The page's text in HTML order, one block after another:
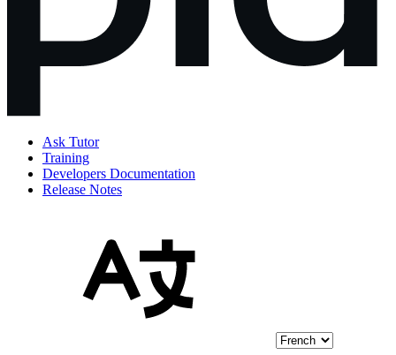
Ask Tutor
Training
Developers Documentation
Release Notes